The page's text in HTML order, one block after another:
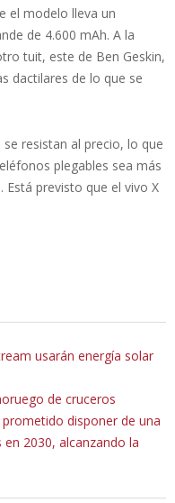
el modelo lleva un
de 4.600 mAh. A la
tuit, este de Ben Geskin,
dactilares de lo que se
resistan al precio, lo que
plegables sea más
Está previsto que el vivo X
usarán energía solar
de cruceros
disponer de una
2030, alcanzando la